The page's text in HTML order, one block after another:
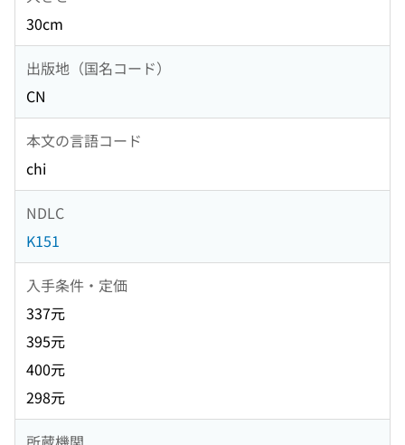
30cm
出版地（国名コード）
CN
本文の言語コード
chi
NDLC
K151
入手条件・定価
337元
395元
400元
298元